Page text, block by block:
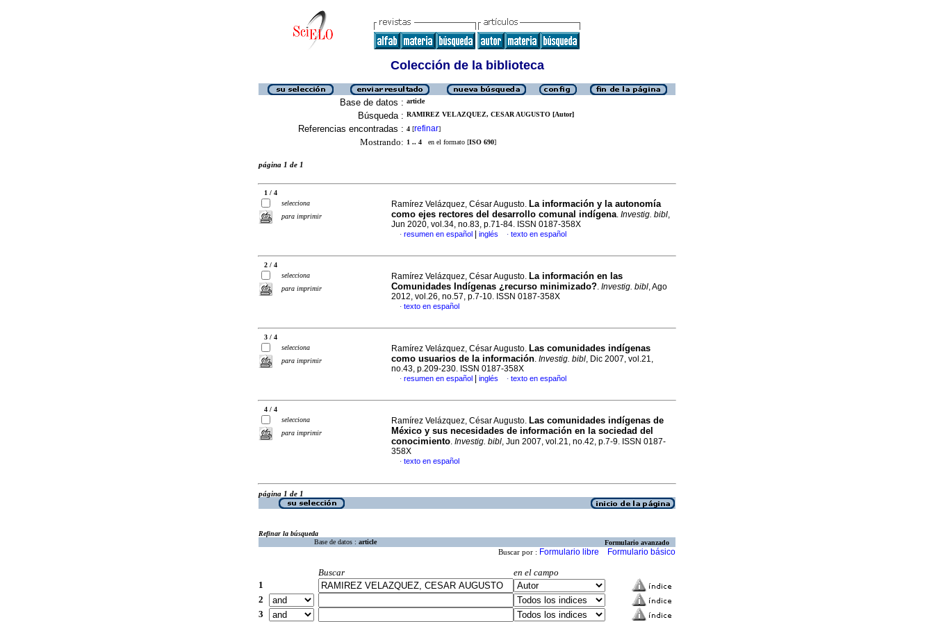
Colección de la biblioteca
Base de datos : article
Búsqueda : RAMIREZ VELAZQUEZ, CESAR AUGUSTO [Autor]
Referencias encontradas : 4 [refinar]
Mostrando: 1 .. 4 en el formato [ISO 690]
página 1 de 1
1 / 4
selecciona
para imprimir
Ramírez Velázquez, César Augusto. La información y la autonomía
como ejes rectores del desarrollo comunal indígena. Investig. bibl,
Jun 2020, vol.34, no.83, p.71-84. ISSN 0187-358X
· resumen en español inglés · texto en español
2 / 4
selecciona
para imprimir
Ramírez Velázquez, César Augusto. La información en las
Comunidades Indígenas ¿recurso minimizado?. Investig. bibl, Ago
2012, vol.26, no.57, p.7-10. ISSN 0187-358X
· texto en español
3 / 4
selecciona
para imprimir
Ramírez Velázquez, César Augusto. Las comunidades indígenas
como usuarios de la información. Investig. bibl, Dic 2007, vol.21,
no.43, p.209-230. ISSN 0187-358X
· resumen en español inglés · texto en español
4 / 4
selecciona
para imprimir
Ramírez Velázquez, César Augusto. Las comunidades indígenas de
México y sus necesidades de información en la sociedad del
conocimiento. Investig. bibl, Jun 2007, vol.21, no.42, p.7-9. ISSN 0187-
358X
· texto en español
página 1 de 1
Refinar la búsqueda
Base de datos : article Formulario avanzado
Buscar por : Formulario libre Formulario básico
Buscar
en el campo
1
2
3